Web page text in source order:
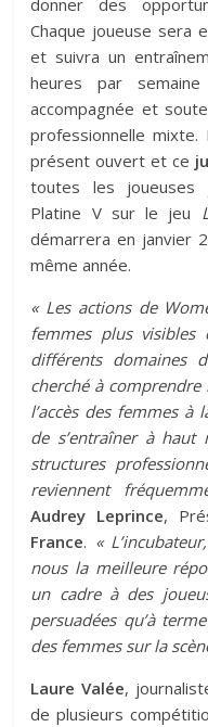
Chaque joueuse sera
et suivra un
heures par
accompagnée et
professionnelle mixte.
présent ouvert et ce
toutes les joueuses
Platine V sur le jeu
démarrera en janvier
même année.
« Les actions de
femmes plus visibles
différents domaines
cherché à
l’accès des femmes à
de s’entraîner à haut
structures
reviennent
Audrey Leprince,
France. «
nous la meilleure
un cadre à des
persuadées qu’à
des femmes sur la
Laure Valée,
de plusieurs